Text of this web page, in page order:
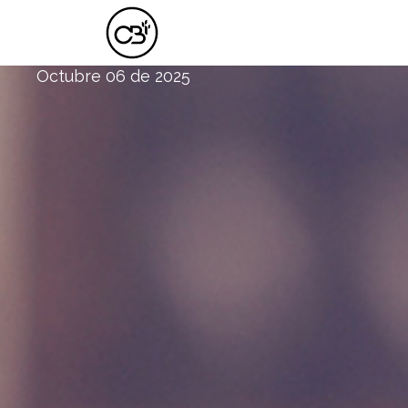
LA FE NO ES COMO LAS OLAS DEL
Octubre 06 de 2025